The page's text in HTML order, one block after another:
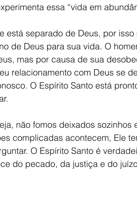
essa “vida em
está separado de Deus, por
de Deus para sua vida. O
mas por causa de sua
relacionamento com Deus se
O Espírito Santo está
não fomos deixados sozinhos
complicadas acontecem, Ele
O Espírito Santo é
do pecado, da justiça e do